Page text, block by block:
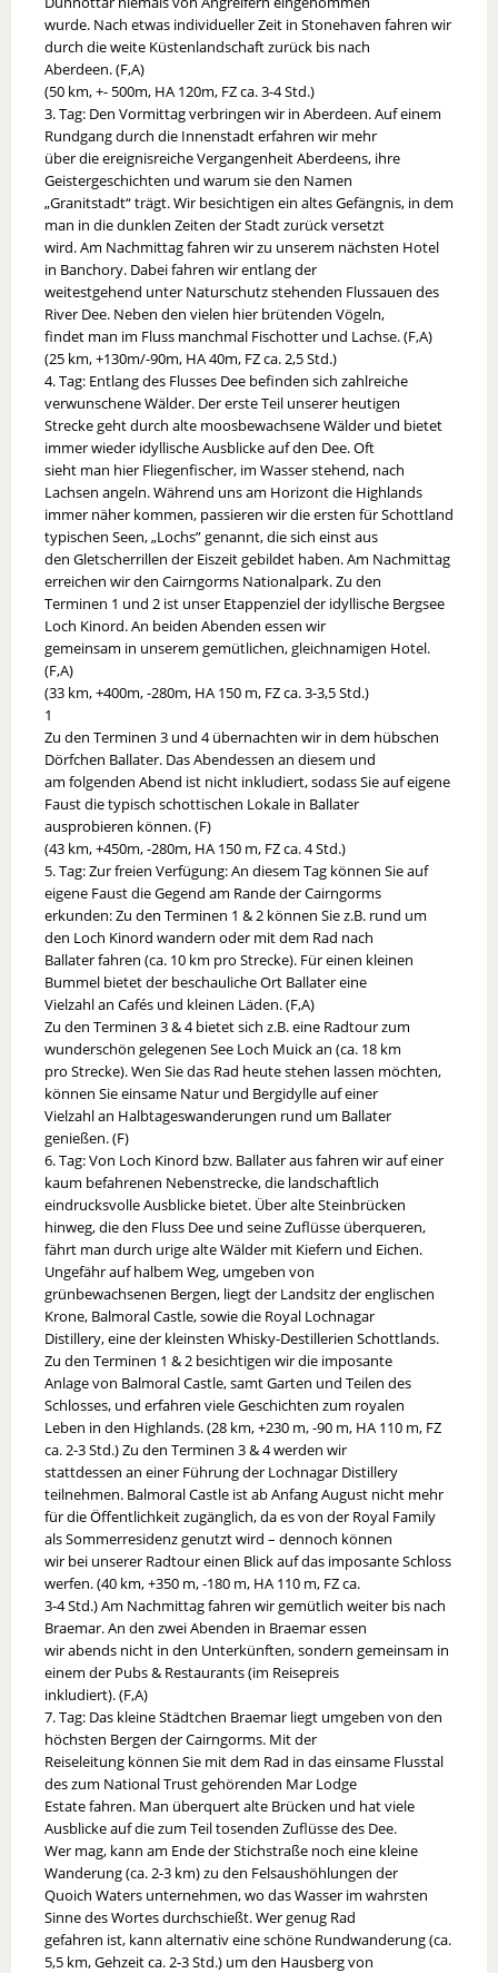
wurde. Nach etwas individueller Zeit in Stonehaven fahren wir
durch die weite Küstenlandschaft zurück bis nach
Aberdeen. (F,A)
(50 km, +- 500m, HA 120m, FZ ca. 3-4 Std.)
3. Tag: Den Vormittag verbringen wir in Aberdeen. Auf einem
Rundgang durch die Innenstadt erfahren wir mehr
über die ereignisreiche Vergangenheit Aberdeens, ihre
Geistergeschichten und warum sie den Namen
„Granitstadt“ trägt. Wir besichtigen ein altes Gefängnis, in dem
man in die dunklen Zeiten der Stadt zurück versetzt
wird. Am Nachmittag fahren wir zu unserem nächsten Hotel
in Banchory. Dabei fahren wir entlang der
weitestgehend unter Naturschutz stehenden Flussauen des
River Dee. Neben den vielen hier brütenden Vögeln,
findet man im Fluss manchmal Fischotter und Lachse. (F,A)
(25 km, +130m/-90m, HA 40m, FZ ca. 2,5 Std.)
4. Tag: Entlang des Flusses Dee befinden sich zahlreiche
verwunschene Wälder. Der erste Teil unserer heutigen
Strecke geht durch alte moosbewachsene Wälder und bietet
immer wieder idyllische Ausblicke auf den Dee. Oft
sieht man hier Fliegenfischer, im Wasser stehend, nach
Lachsen angeln. Während uns am Horizont die Highlands
immer näher kommen, passieren wir die ersten für Schottland
typischen Seen, „Lochs” genannt, die sich einst aus
den Gletscherrillen der Eiszeit gebildet haben. Am Nachmittag
erreichen wir den Cairngorms Nationalpark. Zu den
Terminen 1 und 2 ist unser Etappenziel der idyllische Bergsee
Loch Kinord. An beiden Abenden essen wir
gemeinsam in unserem gemütlichen, gleichnamigen Hotel.
(F,A)
(33 km, +400m, -280m, HA 150 m, FZ ca. 3-3,5 Std.)
1
Zu den Terminen 3 und 4 übernachten wir in dem hübschen
Dörfchen Ballater. Das Abendessen an diesem und
am folgenden Abend ist nicht inkludiert, sodass Sie auf eigene
Faust die typisch schottischen Lokale in Ballater
ausprobieren können. (F)
(43 km, +450m, -280m, HA 150 m, FZ ca. 4 Std.)
5. Tag: Zur freien Verfügung: An diesem Tag können Sie auf
eigene Faust die Gegend am Rande der Cairngorms
erkunden: Zu den Terminen 1 & 2 können Sie z.B. rund um
den Loch Kinord wandern oder mit dem Rad nach
Ballater fahren (ca. 10 km pro Strecke). Für einen kleinen
Bummel bietet der beschauliche Ort Ballater eine
Vielzahl an Cafés und kleinen Läden. (F,A)
Zu den Terminen 3 & 4 bietet sich z.B. eine Radtour zum
wunderschön gelegenen See Loch Muick an (ca. 18 km
pro Strecke). Wen Sie das Rad heute stehen lassen möchten,
können Sie einsame Natur und Bergidylle auf einer
Vielzahl an Halbtageswanderungen rund um Ballater
genießen. (F)
6. Tag: Von Loch Kinord bzw. Ballater aus fahren wir auf einer
kaum befahrenen Nebenstrecke, die landschaftlich
eindrucksvolle Ausblicke bietet. Über alte Steinbrücken
hinweg, die den Fluss Dee und seine Zuflüsse überqueren,
fährt man durch urige alte Wälder mit Kiefern und Eichen.
Ungefähr auf halbem Weg, umgeben von
grünbewachsenen Bergen, liegt der Landsitz der englischen
Krone, Balmoral Castle, sowie die Royal Lochnagar
Distillery, eine der kleinsten Whisky-Destillerien Schottlands.
Zu den Terminen 1 & 2 besichtigen wir die imposante
Anlage von Balmoral Castle, samt Garten und Teilen des
Schlosses, und erfahren viele Geschichten zum royalen
Leben in den Highlands. (28 km, +230 m, -90 m, HA 110 m, FZ
ca. 2-3 Std.) Zu den Terminen 3 & 4 werden wir
stattdessen an einer Führung der Lochnagar Distillery
teilnehmen. Balmoral Castle ist ab Anfang August nicht mehr
für die Öffentlichkeit zugänglich, da es von der Royal Family
als Sommerresidenz genutzt wird – dennoch können
wir bei unserer Radtour einen Blick auf das imposante Schloss
werfen. (40 km, +350 m, -180 m, HA 110 m, FZ ca.
3-4 Std.) Am Nachmittag fahren wir gemütlich weiter bis nach
Braemar. An den zwei Abenden in Braemar essen
wir abends nicht in den Unterkünften, sondern gemeinsam in
einem der Pubs & Restaurants (im Reisepreis
inkludiert). (F,A)
7. Tag: Das kleine Städtchen Braemar liegt umgeben von den
höchsten Bergen der Cairngorms. Mit der
Reiseleitung können Sie mit dem Rad in das einsame Flusstal
des zum National Trust gehörenden Mar Lodge
Estate fahren. Man überquert alte Brücken und hat viele
Ausblicke auf die zum Teil tosenden Zuflüsse des Dee.
Wer mag, kann am Ende der Stichstraße noch eine kleine
Wanderung (ca. 2-3 km) zu den Felsaushöhlungen der
Quoich Waters unternehmen, wo das Wasser im wahrsten
Sinne des Wortes durchschießt. Wer genug Rad
gefahren ist, kann alternativ eine schöne Rundwanderung (ca.
5,5 km, Gehzeit ca. 2-3 Std.) um den Hausberg von